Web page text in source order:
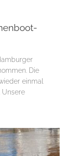
Die
einmal
Unsere